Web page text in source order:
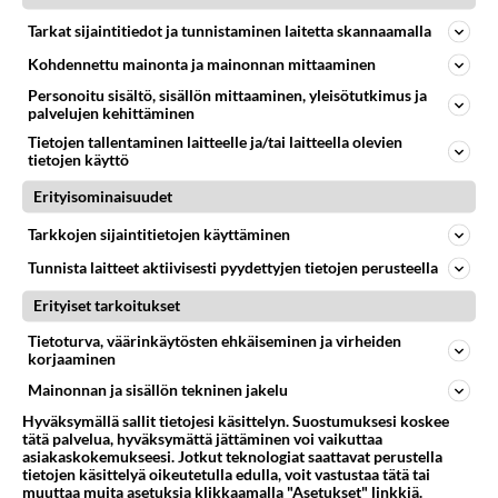
Anteeksi arkuuteni
Olen säälittävä, mitä tulee sinun kohtaamiseen. Tunnen vaan itseni todella epävarmaksi sun kanssa. Jos minun olisi pitän
787
Perussuomalaisten kannatus nousi rytinällä Ylen tänään julkaisemassa tuoreimmassa gallup-kyselyssä.
06.08.2026 03:24
Maailman menoa
470
680
Kuka melkein täysi-ikäinen hukkui?
06.08.2026 20:09
Iisalmi
5
Mikä on ollut
Söpöintä välillämme?
06.08.2026 14:44
Ikävä
34
519
kenen näköinen
kaivattusi on ?
Ikävä
40
495
Tykkäätköhän vielä minusta?
Yhtä paljon, kuin minä sinusta? Haaveissa ollaan kahdestaan, rauhassa ja lähennytään fyysisesti ja tutustutaan syvemmin
Tarkat sijaintitiedot ja tunnistaminen laitetta skannaamalla
Kohdennettu mainonta ja mainonnan mittaaminen
Personoitu sisältö, sisällön mittaaminen, yleisötutkimus ja
palvelujen kehittäminen
Tietojen tallentaminen laitteelle ja/tai laitteella olevien
tietojen käyttö
Erityisominaisuudet
Tarkkojen sijaintitietojen käyttäminen
Tunnista laitteet aktiivisesti pyydettyjen tietojen perusteella
Erityiset tarkoitukset
Tietoturva, väärinkäytösten ehkäiseminen ja virheiden
korjaaminen
Mainonnan ja sisällön tekninen jakelu
Hyväksymällä sallit tietojesi käsittelyn. Suostumuksesi koskee
tätä palvelua, hyväksymättä jättäminen voi vaikuttaa
asiakaskokemukseesi. Jotkut teknologiat saattavat perustella
tietojen käsittelyä oikeutetulla edulla, voit vastustaa tätä tai
muuttaa muita asetuksia klikkaamalla "Asetukset" linkkiä.